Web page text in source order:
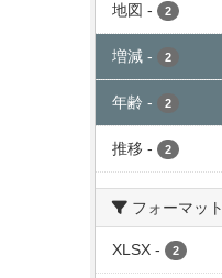
地図 - 2
増減 - 2
年齢 - 2
推移 - 2
フォーマット
XLSX - 2